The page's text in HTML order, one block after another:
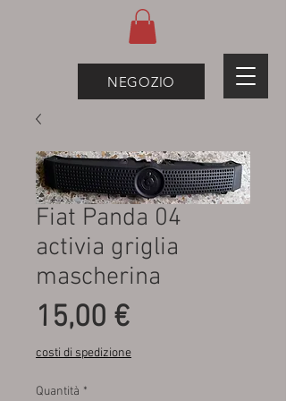
NEGOZIO
Fiat Panda 04
activia griglia
mascherina
15,00 €Prezzo
costi di spedizione
Quantità *